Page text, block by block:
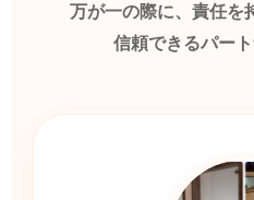
万が一の際に、責任を
信頼できるパート